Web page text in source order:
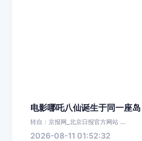
电影哪吒八仙诞生于同一座岛
转自：京报网_北京日报官方网站 ...
2026-08-11 01:52:32